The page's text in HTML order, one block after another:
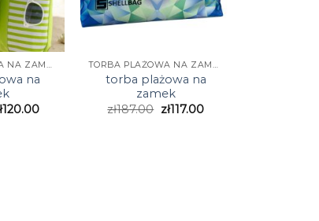
TORBA PLAŻOWA NA ZAMEK
na
120.00
TORBA PLAŻOWA NA ZAMEK
torba plażowa na
zamek
zł187.00 zł117.00